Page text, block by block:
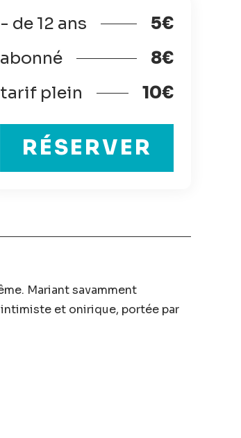
- de 12 ans
5€
abonné
8€
tarif plein
10€
RÉSERVER
Mariant savamment
et onirique, portée par